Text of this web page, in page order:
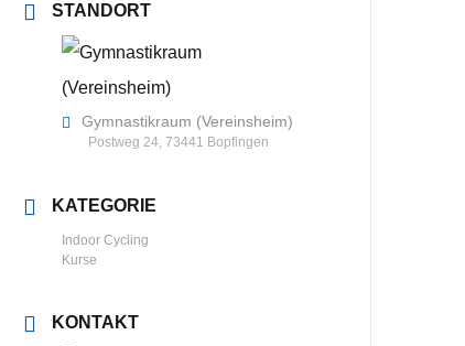
STANDORT
Gymnastikraum (Vereinsheim)
Postweg 24, 73441 Bopfingen
KATEGORIE
Indoor Cycling
Kurse
KONTAKT